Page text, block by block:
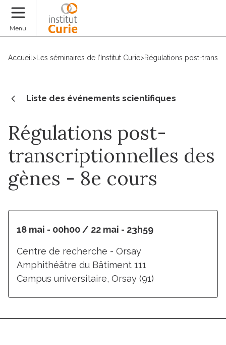
Menu
Accueil > Les séminaires de l’Institut Curie>Régulations post-
Liste des événements scientifiques
Régulations post-
transcriptionnelles des
gènes - 8e cours
18 mai - 00h00 / 22 mai - 23h59
Centre de recherche - Orsay
Amphithéâtre du Bâtiment 111
Campus universitaire, Orsay (91)